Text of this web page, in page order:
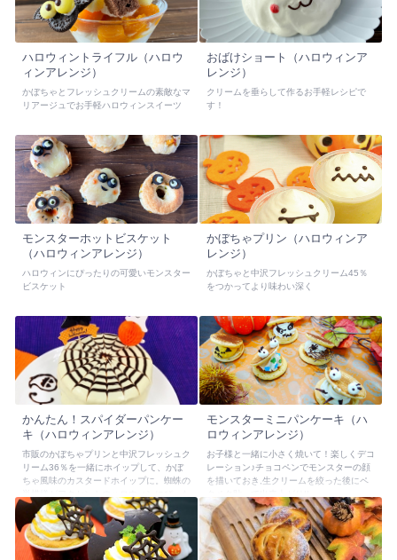
ハロウィントライフル（ハロウ
ィンアレンジ）
かぼちゃとフレッシュクリームの素敵なマ
リアージュでお手軽ハロウィンスイーツ
おばけショート（ハロウィンア
レンジ）
クリームを垂らして作るお手軽レシピで
す！
モンスターホットビスケット
（ハロウィンアレンジ）
ハロウィンにぴったりの可愛いモンスター
ビスケット
かぼちゃプリン（ハロウィンア
レンジ）
かぼちゃと中沢フレッシュクリーム45％
をつかってより味わい深く
かんたん！スパイダーパンケー
キ（ハロウィンアレンジ）
市販のかぼちゃプリンと中沢フレッシュク
リーム36％を一緒にホイップして、かぼ
ちゃ風味のカスタードホイップに。蜘蛛の
りの簡単スイーツです。
モンスターミニパンケーキ（ハ
ロウィンアレンジ）
お子様と一緒に小さく焼いて！楽しくデコ
レーション♪チョコペンでモンスターの顔
を描いておき,生クリームを絞った後にペ